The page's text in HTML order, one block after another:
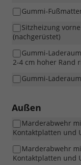
Gummi-
Sitzheizung
(nachgerüstet)
Gummi-
2-4 cm hoher Rand
Gummi-
Außen
Marderabwehr
Kontaktplatten und
Marderabwehr
Kontaktplatten und